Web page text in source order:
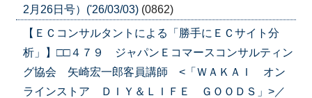
2月26日号）('26/03/03) (0862)
【ＥＣコンサルタントによる「勝手にＥＣサイト分
析」】□□４７９ ジャパンＥコマースコンサルティン
グ協会 矢崎宏一郎客員講師 <「ＷＡＫＡＩ オン
ラインストア ＤＩＹ＆ＬＩＦＥ ＧＯＯＤＳ」>／